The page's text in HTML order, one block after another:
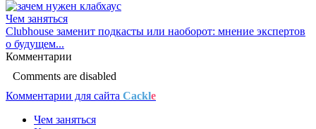
Чем заняться
Clubhouse заменит подкасты или наоборот: мнение экспертов
о будущем...
Комментарии
Comments are disabled
Комментарии для сайта Cackle
Чем заняться